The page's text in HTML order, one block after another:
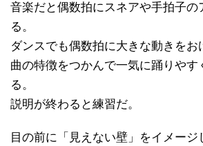
音楽だと偶数拍にスネアや手拍子の
る。
ダンスでも偶数拍に大きな動きをお
曲の特徴をつかんで一気に踊りやす
る。
説明が終わると練習だ。
目の前に「見えない壁」をイメージ